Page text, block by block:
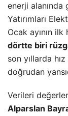
enerji
Yatırımları
Ocak ayının
dörtte biri
son yıllarda
doğrudan
Verileri
Alparslan